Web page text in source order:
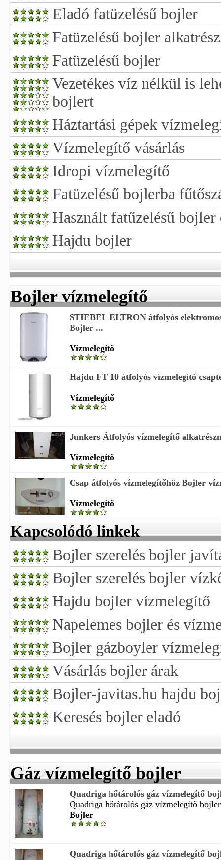
Eladó fatüzelésű bojler
Fatüzelésű bojler alkatrész
Fatüzelésű bojler
Vezetékes víz nélkül is
bojlert
Háztartási gépek
Vízmelegítő vásárlás
Idropi vízmelegítő
Fatüzelésű bojlerba
Használt fatűzelésű bojler
Hajdu bojler
Bojler vízmelegítő
STIEBEL ELTRON átfolyós
Bojler ...
Vízmelegítő
Hajdu FT 10 átfolyós vízmelegítő
Vízmelegítő
Junkers Átfolyós vízmelegítő
Vízmelegítő
Csap átfolyós vízmelegítőhöz Bojler
Vízmelegítő
Kapcsolódó linkek
Bojler szerelés bojler
Bojler szerelés bojler
Hajdu bojler vízmelegítő
Napelemes bojler és
Bojler gázboyler
Vásárlás bojler árak
Bojler-javitas.hu hajdu
Keresés bojler eladó
Gáz vízmelegítő bojler
Quadriga hőtárolós gáz vízmelegítő
Quadriga hőtárolós gáz vízmelegítő
Bojler
Quadriga hőtárolós gáz vízmelegítő